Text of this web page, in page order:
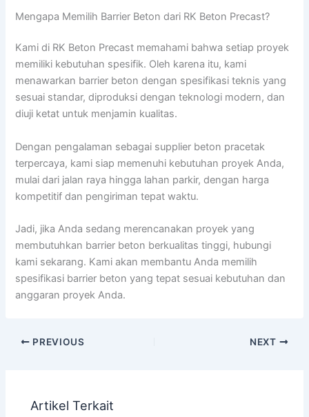
Mengapa Memilih Barrier Beton dari RK Beton Precast?
Kami di RK Beton Precast memahami bahwa setiap proyek
memiliki kebutuhan spesifik. Oleh karena itu, kami
menawarkan barrier beton dengan spesifikasi teknis yang
sesuai standar, diproduksi dengan teknologi modern, dan
diuji ketat untuk menjamin kualitas.
Dengan pengalaman sebagai supplier beton pracetak
terpercaya, kami siap memenuhi kebutuhan proyek Anda,
mulai dari jalan raya hingga lahan parkir, dengan harga
kompetitif dan pengiriman tepat waktu.
Jadi, jika Anda sedang merencanakan proyek yang
membutuhkan barrier beton berkualitas tinggi, hubungi
kami sekarang. Kami akan membantu Anda memilih
spesifikasi barrier beton yang tepat sesuai kebutuhan dan
anggaran proyek Anda.
PREVIOUS NEXT
Artikel Terkait